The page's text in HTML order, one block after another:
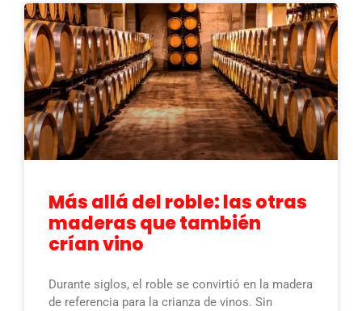
Más allá del roble: las otras
maderas que también
crían vino
Durante siglos, el roble se convirtió en la madera
de referencia para la crianza de vinos. Sin